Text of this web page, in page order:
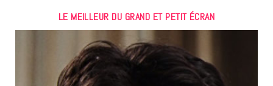
LE MEILLEUR DU GRAND ET PETIT ÉCRAN